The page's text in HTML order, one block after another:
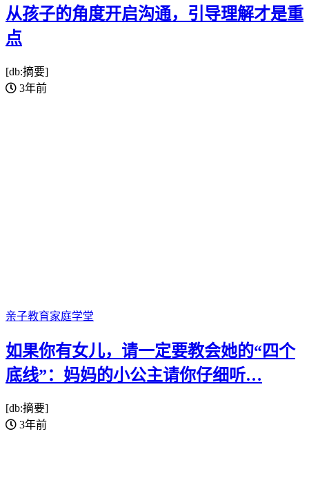
从孩子的角度开启沟通，引导理解才是重
点
[db:摘要]
3年前
亲子教育家庭学堂
如果你有女儿，请一定要教会她的“四个
底线”：妈妈的小公主请你仔细听…
[db:摘要]
3年前